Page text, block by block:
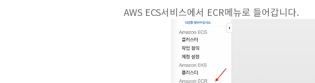
AWS ECS서비스에서 ECR메뉴로 들어갑니다.